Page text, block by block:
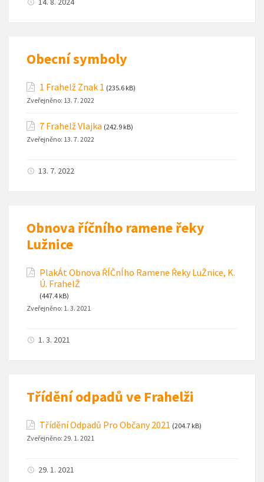
Obecní symboly
1 Frahelž Znak 1 (235.6 kB)
Zveřejněno: 13. 7. 2022
7 Frahelž Vlajka (242.9 kB)
Zveřejněno: 13. 7. 2022
13. 7. 2022
Obnova říčního ramene řeky
Lužnice
PlakÁt Obnova ŘÍČnÍho Ramene Řeky LuŽnice, K.
Ú. FrahelŽ
(447.4 kB)
Zveřejněno: 1. 3. 2021
1. 3. 2021
Třídění odpadů ve Frahelži
Třídění Odpadů Pro Občany 2021 (204.7 kB)
Zveřejněno: 29. 1. 2021
29. 1. 2021